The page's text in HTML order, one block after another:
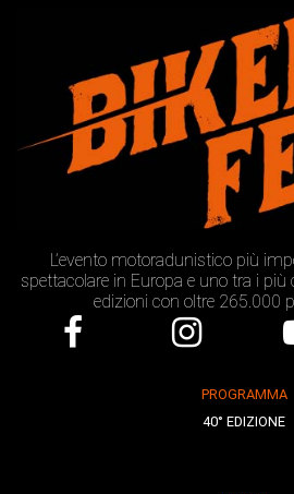
L’evento motoradunistico più
spettacolare in Europa e uno tra i
edizioni con oltre 265.000
PROGRAMMA
40° EDIZIONE